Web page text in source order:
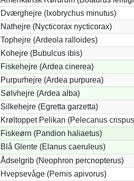
Dværghejre (Ixobrychus minutus)
Nathejre (Nycticorax nycticorax)
Tophejre (Ardeola ralloides)
Kohejre (Bubulcus ibis)
Fiskehejre (Ardea cinerea)
Purpurhejre (Ardea purpurea)
Sølvhejre (Ardea alba)
Silkehejre (Egretta garzetta)
Krøltoppet Pelikan (Pelecanus
Fiskeørn (Pandion haliaetus)
Blå Glente (Elanus caeruleus)
Ådselgrib (Neophron percnopterus)
Hvepsevåge (Pernis apivorus)